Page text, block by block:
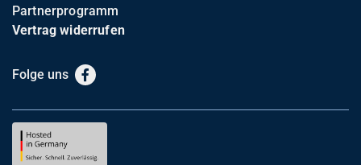
Partnerprogramm
Vertrag widerrufen
Folge uns Facebook